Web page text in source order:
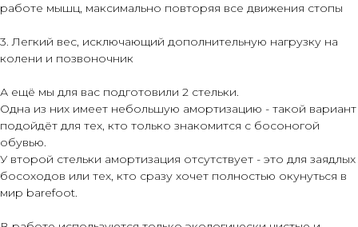
работе мышц, максимально повторяя все движения стопы
3. Легкий вес, исключающий дополнительную нагрузку на
колени и позвоночник
А ещё мы для вас подготовили 2 стельки.
Одна из них имеет небольшую амортизацию - такой вариант
подойдёт для тех, кто только знакомится с босоногой
обувью.
У второй стельки амортизация отсутствует - это для заядлых
босоходов или тех, кто сразу хочет полностью окунуться в
мир barefoot.